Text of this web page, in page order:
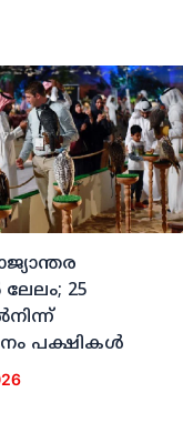
25
പക്ഷികള്‍